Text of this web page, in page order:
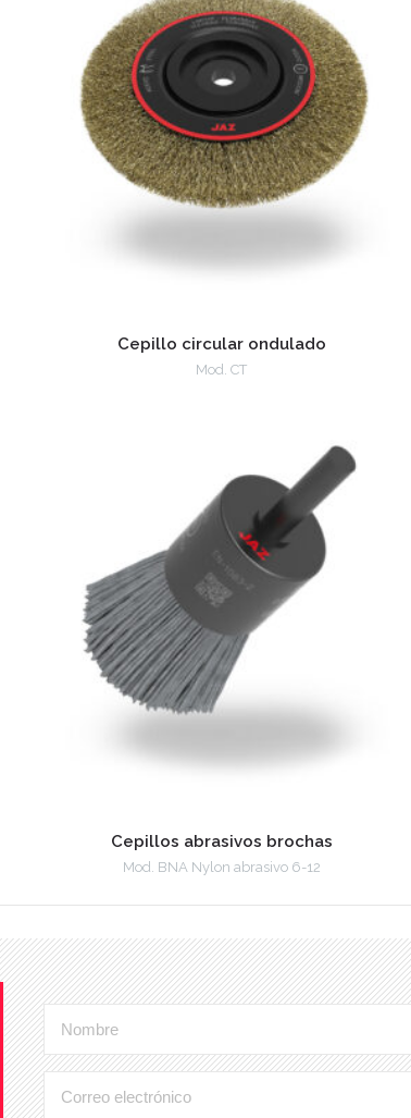
Cepillo circular ondulado
Mod. CT
Cepillos abrasivos brochas
Mod. BNA Nylon abrasivo 6-12